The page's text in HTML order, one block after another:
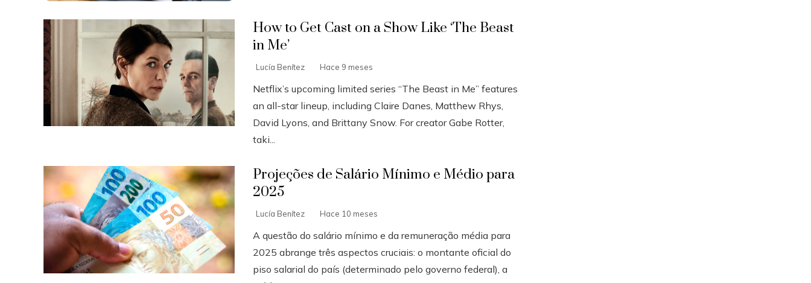
How to Get Cast on a Show Like ‘The Beast
in Me’
Lucía Benítez Hace 9 meses
Netflix’s upcoming limited series “The Beast in Me” features
an all-star lineup, including Claire Danes, Matthew Rhys,
David Lyons, and Brittany Snow. For creator Gabe Rotter,
taki...
Projeções de Salário Mínimo e Médio para
2025
Lucía Benítez Hace 10 meses
A questão do salário mínimo e da remuneração média para
2025 abrange três aspectos cruciais: o montante oficial do
piso salarial do país (determinado pelo governo federal), a